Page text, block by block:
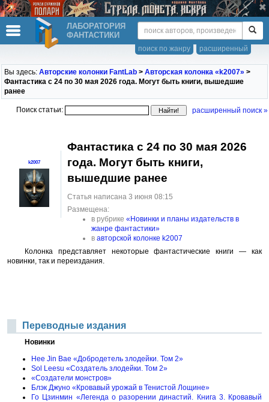
ЛАБОРАТОРИЯ
ФАНТАСТИКИ
расширенный
поиск по жанру
Вы здесь: Авторские колонки FantLab > Авторская колонка «k2007» >
Фантастика с 24 по 30 мая 2026 года. Могут быть книги, вышедшие
ранее
Поиск статьи: расширенный поиск »
k2007
Фантастика с 24 по 30 мая 2026
года. Могут быть книги,
вышедшие ранее
Статья написана 3 июня 08:15
Размещена:
в рубрике «Новинки и планы издательств в
жанре фантастики»
в авторской колонке k2007
Колонка представляет некоторые фантастические книги — как
новинки, так и переиздания.
Переводные издания
Новинки
Hee Jin Bae «Добродетель злодейки. Том 2»
Sol Leesu «Создатель злодейки. Том 2»
«Создатели монстров»
Блэк Джуно «Кровавый урожай в Тенистой Лощине»
Го Цзинмин «Легенда о разорении династий. Книга 3. Кровавый